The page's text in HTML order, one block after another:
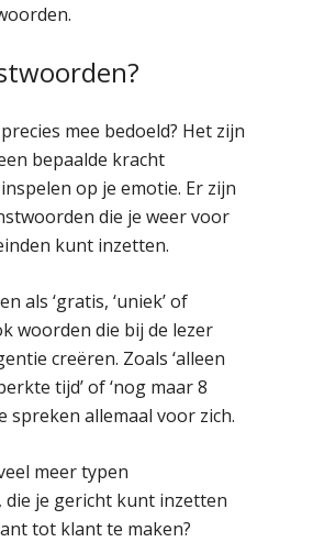
mee bedoeld? Het zijn
bepaalde kracht
op je emotie. Er zijn
die je weer voor
kunt inzetten.
als ‘gratis, ‘uniek’ of
woorden die bij de lezer
creëren. Zoals ‘alleen
tijd’ of ‘nog maar 8
spreken allemaal voor zich.
meer typen
je gericht kunt inzetten
tot klant te maken?